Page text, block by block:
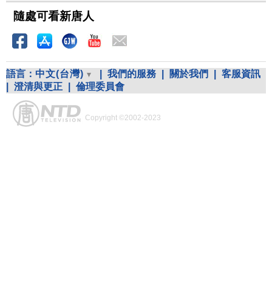
隨處可看新唐人
語言： 中文(台灣) 我們的服務 關於我們
客服資訊
澄清與更正 倫理委員會
Copyright ©2002-2023